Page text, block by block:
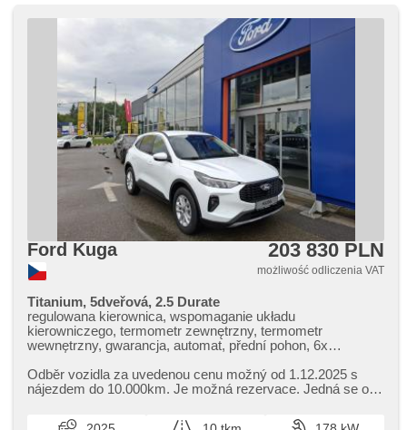
Ford Kuga 203 830 PLN
możliwość odliczenia VAT
Titanium, 5dveřová, 2.5 Durate
regulowana kierownica, wspomaganie układu
kierowniczego, termometr zewnętrzny, termometr
wewnętrzny, gwarancja, automat, přední pohon, 6x
digitální příjem rádia (DAB), Android Auto, Apple CarPlay,
hands free, komputer pokładowy, digitální přístrojový štít,
bezdrátová nabíječka mobilních telefonů, klimatronic, 2
Odběr vozidla za uvedenou cenu možný od 1.12.2025 s
nájezdem do 10.000km. Je možná rezervace. Jedná se o